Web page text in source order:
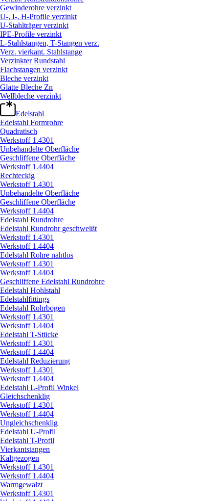
Gewinderohre verzinkt
U-, I-, H-Profile verzinkt
U-Stahlträger verzinkt
IPE-Profile verzinkt
L-Stahlstangen, T-Stangen verz.
Verz. vierkant. Stahlstange
Verzinkter Rundstahl
Flachstangen verzinkt
Bleche verzinkt
Glatte Bleche Zn
Wellbleche verzinkt
Edelstahl
Edelstahl Formrohre
Quadratisch
Werkstoff 1.4301
Unbehandelte Oberfläche
Geschliffene Oberfläche
Werkstoff 1.4404
Rechteckig
Werkstoff 1.4301
Unbehandelte Oberfläche
Geschliffene Oberfläche
Werkstoff 1.4404
Edelstahl Rundrohre
Edelstahl Rundrohr geschweißt
Werkstoff 1.4301
Werkstoff 1.4404
Edelstahl Rohre nahtlos
Werkstoff 1.4301
Werkstoff 1.4404
Geschliffene Edelstahl Rundrohre
Edelstahl Hohlstahl
Edelstahlfittings
Edelstahl Rohrbogen
Werkstoff 1.4301
Werkstoff 1.4404
Edelstahl T-Stücke
Werkstoff 1.4301
Werkstoff 1.4404
Edelstahl Reduzierung
Werkstoff 1.4301
Werkstoff 1.4404
Edelstahl L-Profil Winkel
Gleichschenklig
Werkstoff 1.4301
Werkstoff 1.4404
Ungleichschenklig
Edelstahl U-Profil
Edelstahl T-Profil
Vierkantstangen
Kaltgezogen
Werkstoff 1.4301
Werkstoff 1.4404
Warmgewalzt
Werkstoff 1.4301